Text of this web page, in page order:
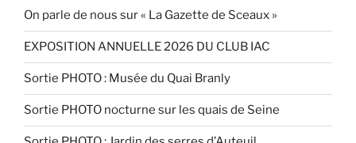
On parle de nous sur « La Gazette de Sceaux »
EXPOSITION ANNUELLE 2026 DU CLUB IAC
Sortie PHOTO : Musée du Quai Branly
Sortie PHOTO nocturne sur les quais de Seine